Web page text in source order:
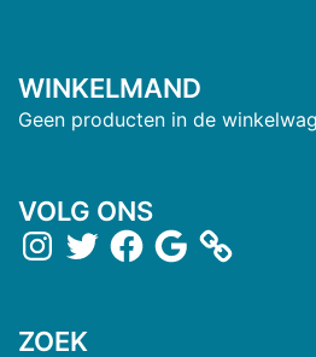
WINKELMAND
Geen producten in de
VOLG ONS
ZOEK